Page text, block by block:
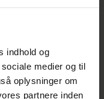
indhold og
medier og til
oplysninger om
partnere inden
os via linket
samtale, så